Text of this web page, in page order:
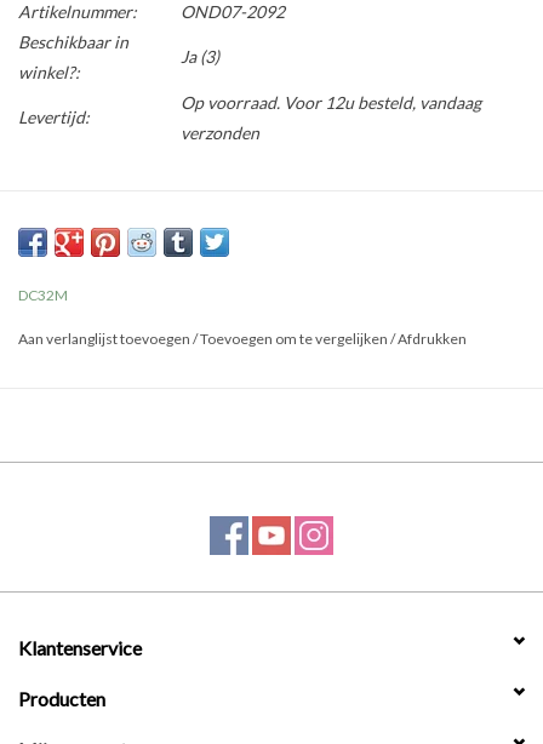
Artikelnummer:
OND07-2092
Beschikbaar in
winkel?:
Ja(3)
Levertijd:
Op voorraad. Voor 12u besteld, vandaag
verzonden
DC32M
Aan verlanglijst toevoegen /Toevoegen om te vergelijken /Afdrukken
Klantenservice
Producten